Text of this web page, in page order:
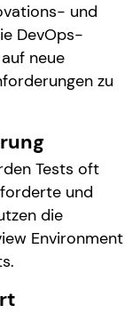
und
DevOps-
neue
zu
Tests oft
und
die
Environment